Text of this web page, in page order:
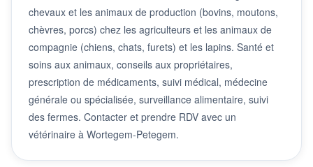
chevaux et les animaux de production (bovins, moutons,
chèvres, porcs) chez les agriculteurs et les animaux de
compagnie (chiens, chats, furets) et les lapins. Santé et
soins aux animaux, conseils aux propriétaires,
prescription de médicaments, suivi médical, médecine
générale ou spécialisée, surveillance alimentaire, suivi
des fermes. Contacter et prendre RDV avec un
vétérinaire à Wortegem-Petegem.